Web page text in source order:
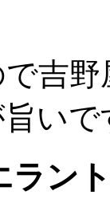
吉
いで
ラン